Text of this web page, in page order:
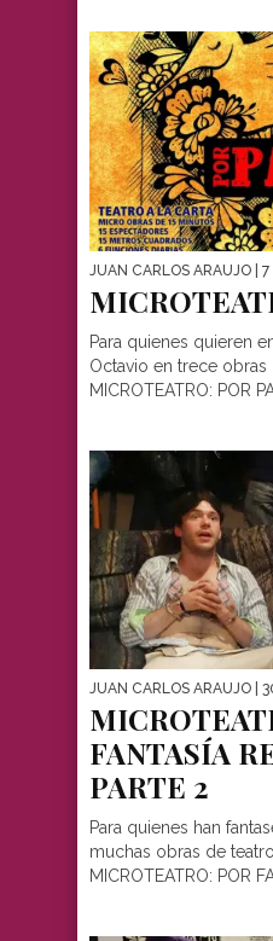
JUAN CARLOS ARAUJO |
Para quienes quieren
Octavio en trece obras
MICROTEATRO: POR
JUAN CARLOS ARAUJO |
FANTASÍA
PARTE 2
Para quienes han
muchas obras de
MICROTEATRO: POR